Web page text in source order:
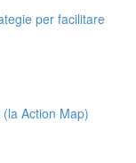
per facilitare
Action Map)